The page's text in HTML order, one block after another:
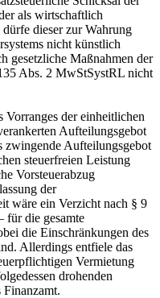
als wirtschaftlich
dieser zur Wahrung
nicht künstlich
gesetzliche Maßnahmen der
Abs. 2 MwStSystRL nicht
Vorranges der einheitlichen
Aufteilungsgebot
zwingende Aufteilungsgebot
steuerfreien Leistung
Vorsteuerabzug
der
wäre ein Verzicht nach § 9
für die gesamte
die Einschränkungen des
Allerdings entfiele das
Vermietung
drohenden
Finanzamt.